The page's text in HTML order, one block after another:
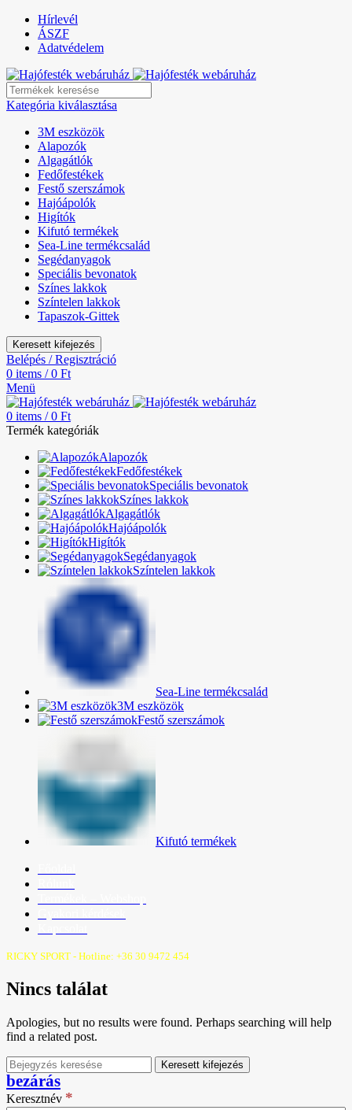
Hírlevél
ÁSZF
Adatvédelem
Kategória kiválasztása
3M eszközök
Alapozók
Algagátlók
Fedőfestékek
Festő szerszámok
Hajóápolók
Higítók
Kifutó termékek
Sea-Line termékcsalád
Segédanyagok
Speciális bevonatok
Színes lakkok
Színtelen lakkok
Tapaszok-Gittek
Keresett kifejezés
Belépés / Regisztráció
0 items / 0 Ft
Menü
0 items / 0 Ft
Termék kategóriák
Alapozók
Fedőfestékek
Speciális bevonatok
Színes lakkok
Algagátlók
Hajóápolók
Higítók
Segédanyagok
Színtelen lakkok
Sea-Line termékcsalád
3M eszközök
Festő szerszámok
Kifutó termékek
RICKY SPORT - Hotline: +36 30 9472 454
Nincs találat
Apologies, but no results were found. Perhaps searching will help
find a related post.
Keresett kifejezés
bezárás
Keresztnév *